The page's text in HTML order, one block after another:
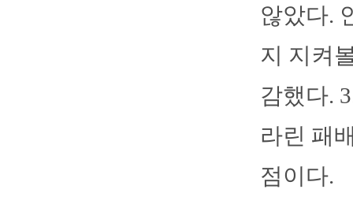
않았다.
지 지켜
감했다.
라린 패
점이다.